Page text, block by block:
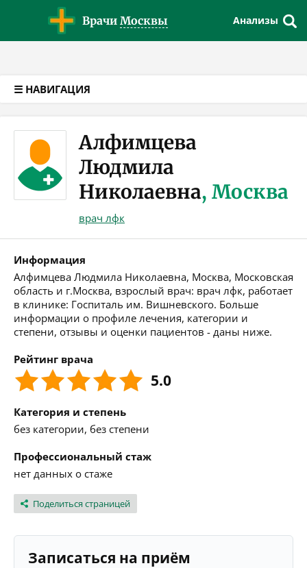
Врачи Москвы Анализы
☰ НАВИГАЦИЯ
Алфимцева
Людмила
Николаевна, Москва
врач лфк
Информация
Алфимцева Людмила Николаевна, Москва, Московская
область и г.Москва, взрослый врач: врач лфк, работает
в клинике: Госпиталь им. Вишневского. Больше
информации о профиле лечения, категории и
степени, отзывы и оценки пациентов - даны ниже.
Рейтинг врача
5.0
Категория и степень
без категории, без степени
Профессиональный стаж
нет данных о стаже
Поделиться страницей
Записаться на приём